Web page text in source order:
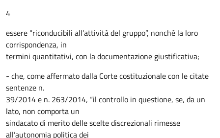
4
essere “riconducibili all’attività del gruppo”, nonché la loro
corrispondenza, in
termini quantitativi, con la documentazione giustificativa;
- che, come affermato dalla Corte costituzionale con le citate
sentenze n.
39/2014 e n. 263/2014, “il controllo in questione, se, da un
lato, non comporta un
sindacato di merito delle scelte discrezionali rimesse
all’autonomia politica dei